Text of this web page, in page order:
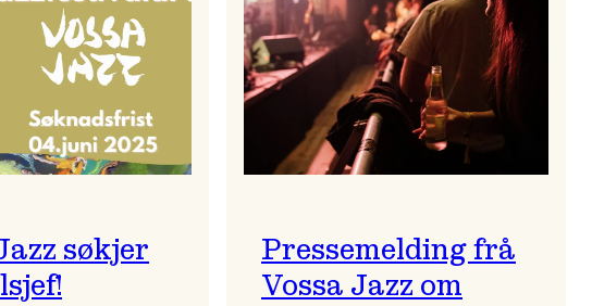
søkjer
Pressemelding frå
Vossa Jazz om